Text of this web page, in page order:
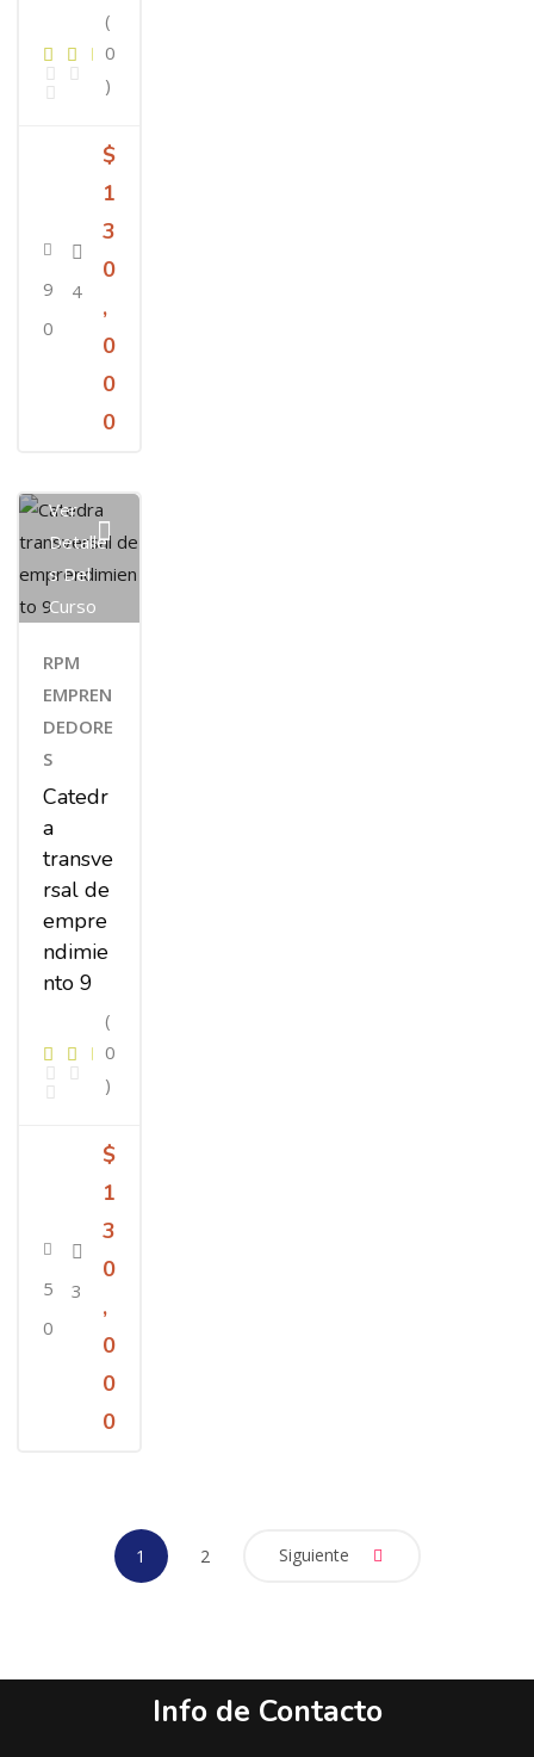
(
0
)
9
0
4
$
1
3
0
,
0
0
0
Ver
Detalle
S Del
Curso
RPM
EMPREN
DEDORE
S
Catedr
a
transve
rsal de
empre
ndimie
nto 9
(
0
)
5
0
3
$
1
3
0
,
0
0
0
1 2 Siguiente
Info de Contacto